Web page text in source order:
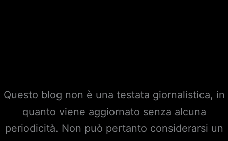
Questo blog non è una testata giornalistica, in
quanto viene aggiornato senza alcuna
periodicità. Non può pertanto considerarsi un